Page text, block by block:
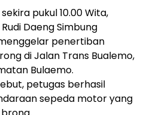
pukul 10.00 Wita,
Daeng Simbung
penertiban
di Jalan Trans Bualemo,
Bulaemo.
petugas berhasil
sepeda motor yang